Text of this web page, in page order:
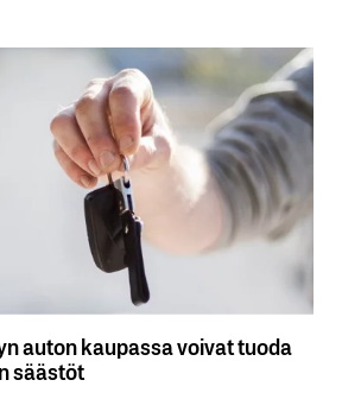
auton kaupassa voivat tuoda
säästöt